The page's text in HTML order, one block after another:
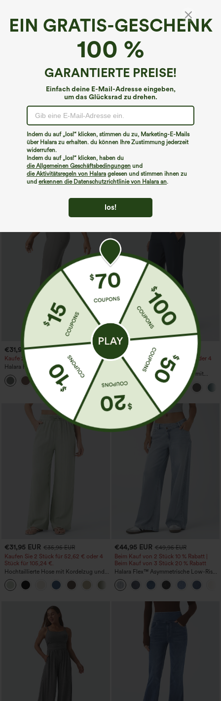
EIN GRATIS-GESCHENK
100 %
GARANTIERTE PREISE!
Einfach deine E-Mail-Adresse eingeben,
um das Glücksrad zu drehen.
Indem du auf „los!“ klicken, stimmen du zu, Marketing-E-Mails
über Halara zu erhalten. du können Ihre Zustimmung jederzeit
widerrufen.
Indem du auf „los!“ klicken, haben du
die Allgemeinen Geschäftsbedingungen und
die Aktivitätsregeln von Halara gelesen und stimmen ihnen zu
und erkennen die Datenschutzrichtlinie von Halara an.
los!
€35,95 EUR
Kaufe 2, erhalte 1 gratis
High Waisted Side Pocket Straight Leg
Work Pants
+23
Kaufen Sie 2 Stück für 52,62 € oder 4
Stück für 105,24 €.
Halara Flex™ hoch taillierte,
figurformende Arbeitshose, die die Taille
weitem Bein und Mikro-Waffelstruktur
€31,95 EUR
Kaufe 2, erhalte 1 gratis
Halara Flex™ Dehnbare Stoffhose mit
hohem Bund und Seitentasche hinten
€40,95 EUR
Kaufen Sie 2 Stück für 61,54 € oder 4
Stück für 123,08 €.
Halara Flex™ DayStretch Hose mit
mittlerer Bundhöhe, seitlicher
Reißverschlusstasche und
Work‑Flare‑Schnitt
€31,95 EUR €35,95 EUR
Kaufen Sie 2 Stück für 52,62 € oder 4
Stück für 105,24 €.
Hochtaillierte Hose mit Kordelzug und
Taschen, weitem Bein, lässig und locker
in Leinenoptik
+15
€44,95 EUR €49,95 EUR
Beim Kauf von 2 Stück 10 % Rabatt |
Beim Kauf von 3 Stück 20 % Rabatt
Halara Flex™ Asymmetrische Low-Rise-
Jeans mit Reißverschlusstaschen,
Baggy-Stil, weitem Bein, gewaschen,
lässig